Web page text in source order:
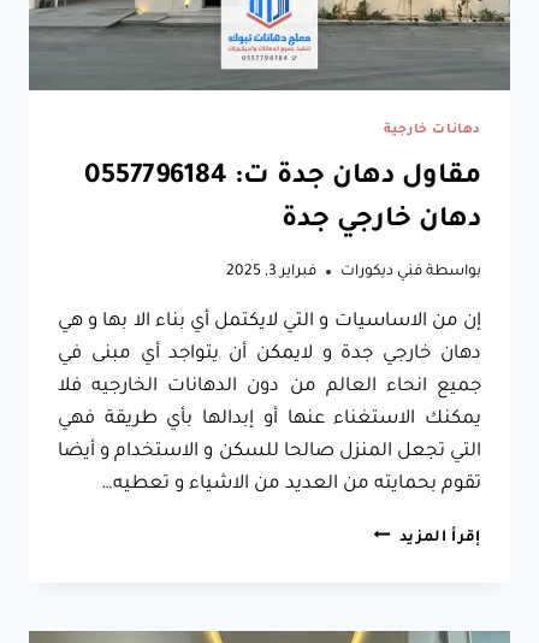
دهانات خارجية
مقاول دهان جدة ت: 0557796184
دهان خارجي جدة
بواسطة فني ديكورات فبراير 3, 2025
إن من الاساسيات و التي لايكتمل أي بناء الا بها و هي
دهان خارجي جدة و لايمكن أن يتواجد أي مبنى في
جميع انحاء العالم من دون الدهانات الخارجيه فلا
يمكنك الاستغناء عنها أو إبدالها بأي طريقة فهي
التي تجعل المنزل صالحا للسكن و الاستخدام و أيضا
تقوم بحمايته من العديد من الاشياء و تعطيه…
إقرأ المزيد مقاول
0557796184